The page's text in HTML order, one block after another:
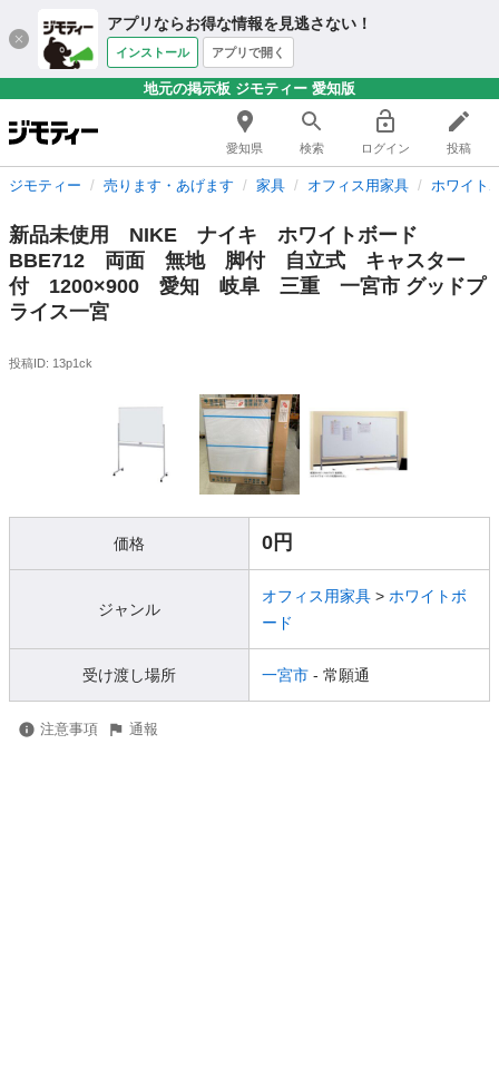
アプリならお得な情報を見逃さない！
インストール アプリで開く
地元の掲示板 ジモティー 愛知版
愛知県 検索 ログイン 投稿
ジモティー 売ります・あげます 家具 オフィス用家具 ホワイト
新品未使用 NIKE ナイキ ホワイトボード
BBE712 両面 無地 脚付 自立式 キャスター
付 1200×900 愛知 岐阜 三重 一宮市 グッドプ
ライス一宮
投稿ID: 13p1ck
価格 0円
ジャンル
オフィス用家具 > ホワイトボ
ード
受け渡し場所 一宮市 - 常願通
注意事項 通報